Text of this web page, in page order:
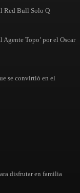
Red Bull Solo Q
Topo’ por el Oscar
se convirtió en el
disfrutar en familia